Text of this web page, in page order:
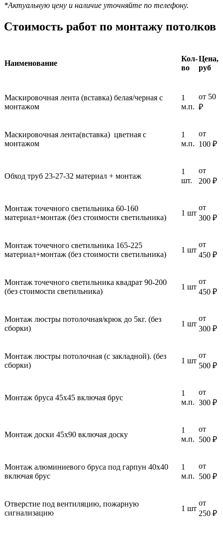
*Актуальную цену и наличие уточняйте по телефону.
Стоимость работ по монтажу потолков
Наименование
Кол-
во
Цена,
руб
Маскировочная лента (вставка) белая/черная с
монтажом
1
м.п.
от 50
₽
Маскировочная лента(вставка) цветная с
монтажом
1
м.п.
от
100 ₽
Обход труб 23-27-32 материал + монтаж
1
шт.
от
200 ₽
Монтаж точечного светильника 60-160
материал+монтаж (без стоимости светильника)
1 шт
от
300 ₽
Монтаж точечного светильника 165-225
материал+монтаж (без стоимости светильника)
1 шт
от
450 ₽
Монтаж точечного светильника квадрат 90-200
(без стоимости светильника)
1 шт
от
450 ₽
Монтаж люстры потолочная/крюк до 5кг. (без
сборки)
1 шт
от
300 ₽
Монтаж люстры потолочная (с закладной). (без
сборки)
1 шт
от
500 ₽
Монтаж бруса 45х45 включая брус
1
м.п.
от
300 ₽
Монтаж доски 45х90 включая доску
1
м.п.
от
500 ₽
Монтаж алюминиевого бруса под гарпун 40x40
включая брус
1
м.п.
от
500 ₽
Отверстие под вентиляцию, пожарную
сигнализацию
1 шт
от
250 ₽